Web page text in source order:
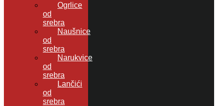
Ogrlice
od
srebra
Naušnice
od
srebra
Narukvice
od
srebra
Lančići
od
srebra